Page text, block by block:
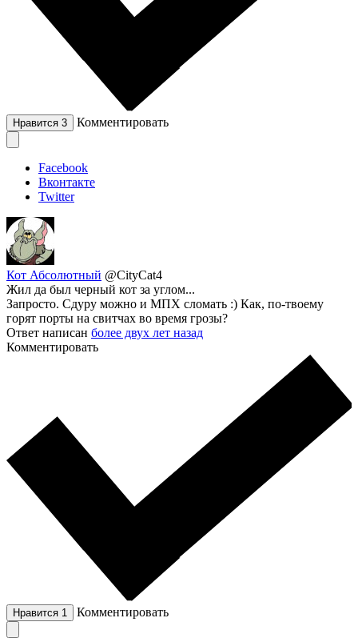
Нравится 3 Комментировать
Facebook
Вконтакте
Twitter
Кот Абсолютный @CityCat4
Жил да был черный кот за углом...
Запросто. Сдуру можно и МПХ сломать :) Как, по-твоему
горят порты на свитчах во время грозы?
Ответ написан более двух лет назад
Комментировать
Нравится 1 Комментировать